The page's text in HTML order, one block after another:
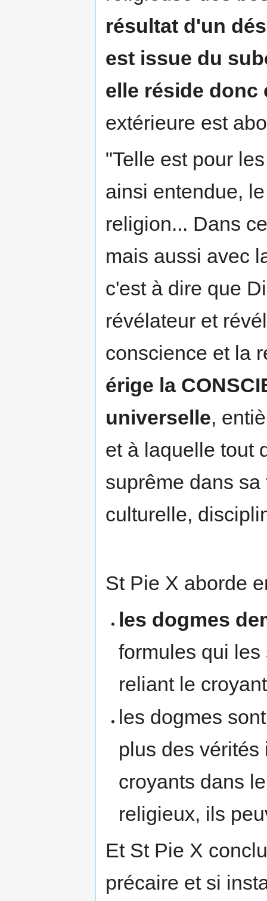
résultat d'un
est issue du
elle réside donc
extérieure est
"Telle est pour
ainsi entendue,
religion... Dans
mais aussi avec
c'est à dire que
révélateur et
conscience et la
érige la
universelle,
et à laquelle tout
suprême dans
culturelle,
St Pie X aborde
les dogmes
formules qui
reliant le
les dogmes
plus des
croyants dans
religieux, ils
Et St Pie X
précaire et si